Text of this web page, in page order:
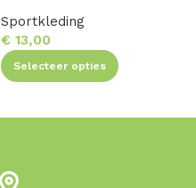
Sportkleding
€13,00
Selecteer opties